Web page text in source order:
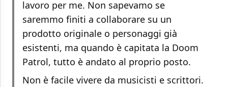
lavoro per me. Non sapevamo se
saremmo finiti a collaborare su un
prodotto originale o personaggi già
esistenti, ma quando è capitata la Doom
Patrol, tutto è andato al proprio posto.
Non è facile vivere da musicisti e scrittori.